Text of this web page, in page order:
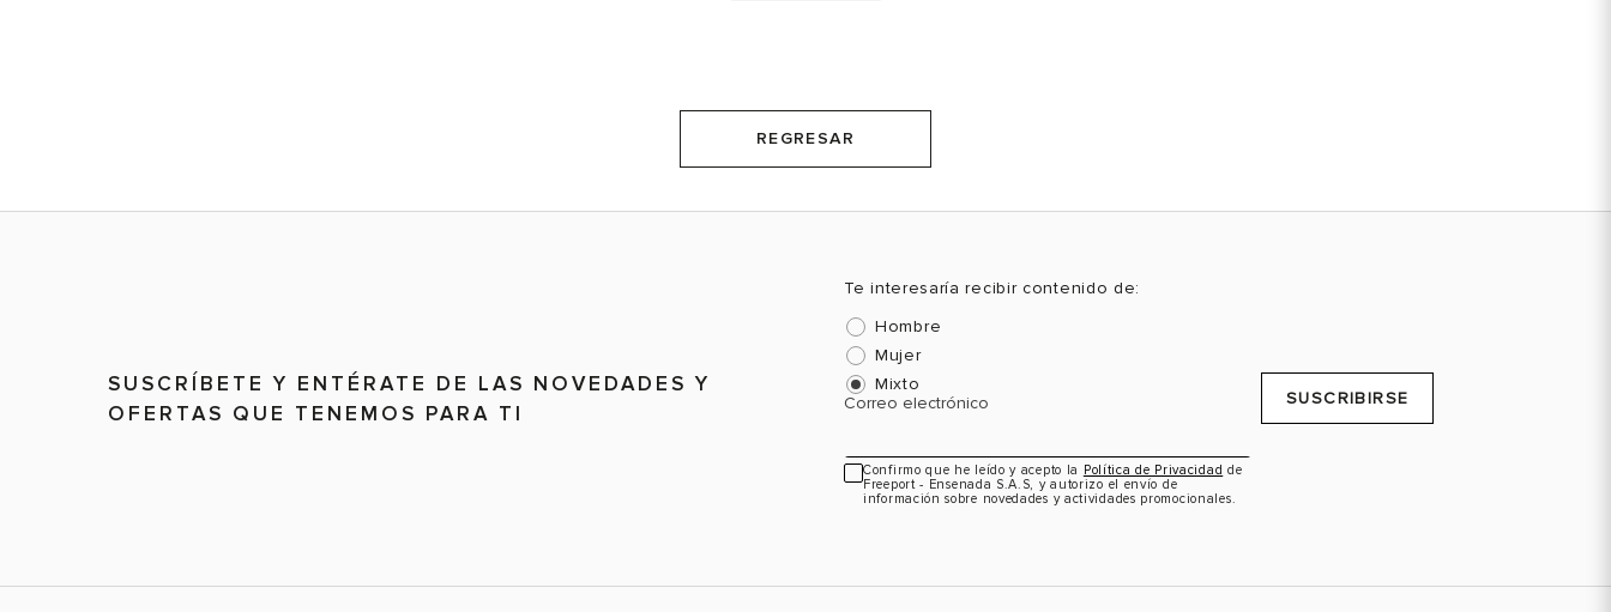
REGRESAR
SUSCRÍBETE Y ENTÉRATE DE LAS NOVEDADES Y
OFERTAS QUE TENEMOS PARA TI
Te interesaría recibir contenido de:
Hombre
Mujer
Mixto
Correo electrónico
Confirmo que he leído y acepto la Política de Privacidad de
Freeport - Ensenada S.A.S, y autorizo el envío de
información sobre novedades y actividades promocionales.
SUSCRIBIRSE